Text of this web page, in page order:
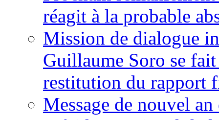
réagit à la probable
Mission de dialogue
Guillaume Soro se
restitution du rapport
Message de nouvel